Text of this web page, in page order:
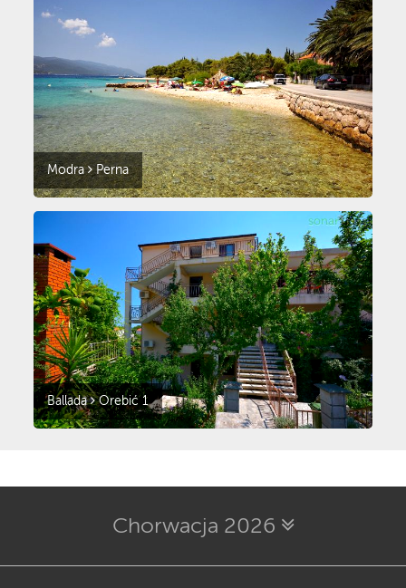
Modra Perna
Ballada Orebić 1
Chorwacja 2026